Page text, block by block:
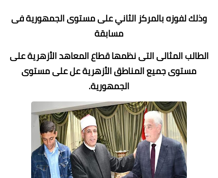
وذلك لفوزه بالمركز الثاني على مستوى الجمهورية فى
مسابقة
الطالب المثالى التى نظمها قطاع المعاهد الأزهرية على
مستوى جميع المناطق الأزهرية عل على مستوى
الجمهورية.